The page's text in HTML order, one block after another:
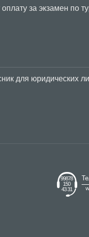
по турецкому
для юридических
99878
150
43 31